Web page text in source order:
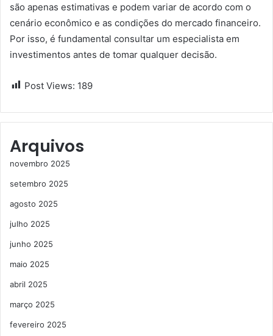
são apenas estimativas e podem variar de acordo com o
cenário econômico e as condições do mercado financeiro.
Por isso, é fundamental consultar um especialista em
investimentos antes de tomar qualquer decisão.
Post Views: 189
Arquivos
novembro 2025
setembro 2025
agosto 2025
julho 2025
junho 2025
maio 2025
abril 2025
março 2025
fevereiro 2025